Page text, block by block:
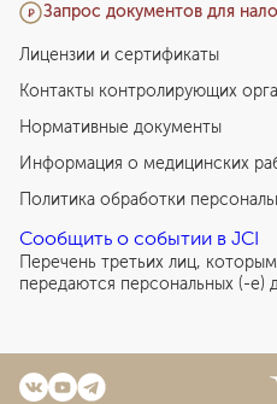
Запрос документов для
Лицензии и сертификаты
Контакты контролирующих
Нормативные документы
Информация о медицинских
Политика обработки
Сообщить о событии в JCI
Перечень третьих лиц,
передаются персональных (-е)